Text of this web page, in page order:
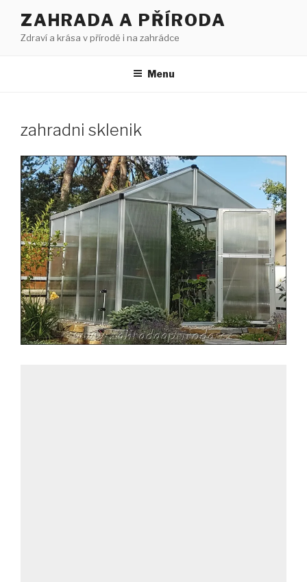
obsahu
ZAHRADA A PŘÍRODA
Zdraví a krása v přírodě i na zahrádce
Menu
zahradni sklenik